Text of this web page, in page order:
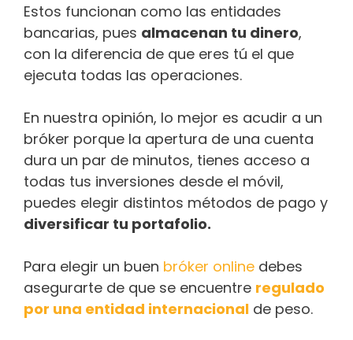
Estos funcionan como las entidades
bancarias, pues almacenan tu dinero,
con la diferencia de que eres tú el que
ejecuta todas las operaciones.
En nuestra opinión, lo mejor es acudir a un
bróker​​ porque la apertura de una cuenta
dura un par de minutos, tienes acceso a
todas tus inversiones desde el móvil,
puedes elegir distintos métodos de pago y
diversificar tu portafolio.
Para elegir un buen bróker​​ online debes
asegurarte de que se encuentre regulado
por una entidad internacional de peso.